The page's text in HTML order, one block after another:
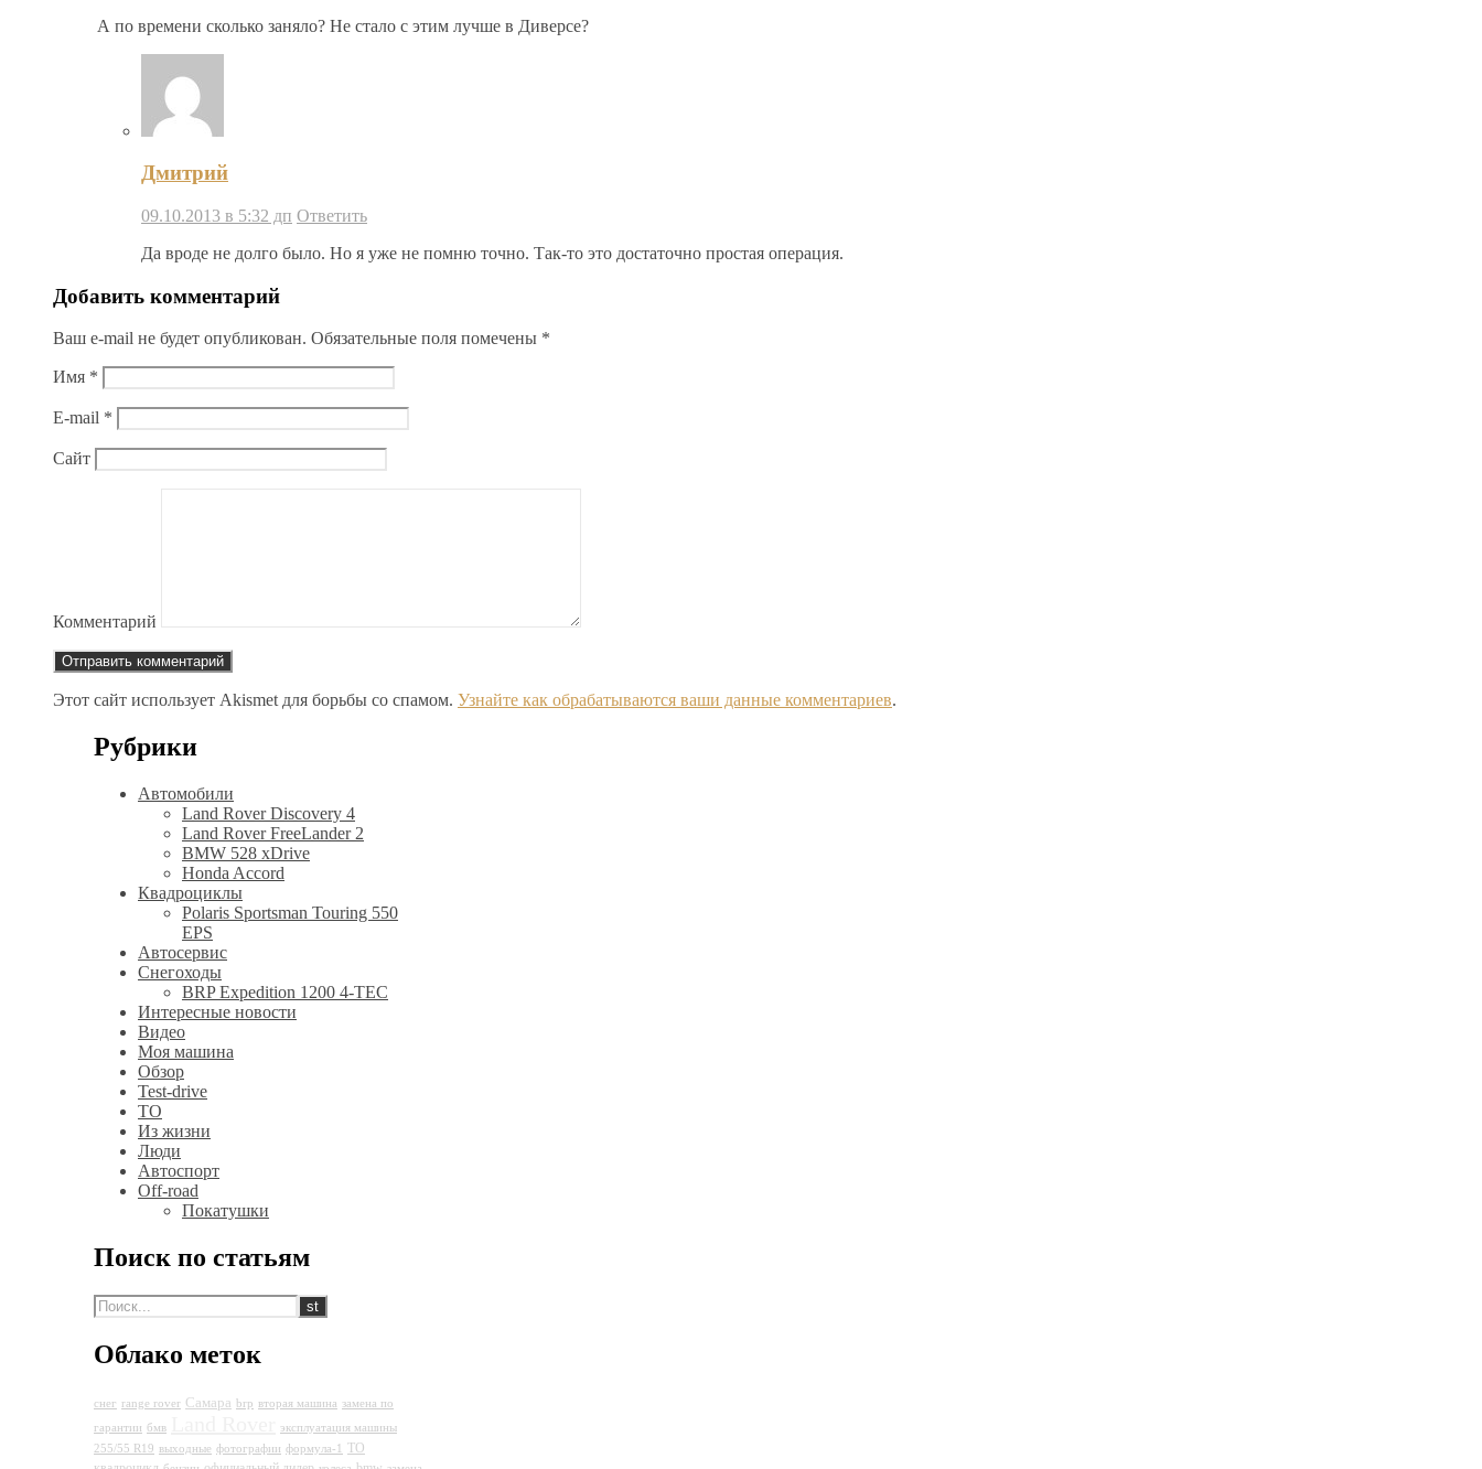
А по времени сколько заняло? Не стало с этим лучше в Диверсе?
Дмитрий
09.10.2013 в 5:32 дп Ответить
Да вроде не долго было. Но я уже не помню точно. Так-то это достаточно простая операция.
Добавить комментарий
Ваш e-mail не будет опубликован. Обязательные поля помечены *
Имя *
E-mail *
Сайт
Комментарий
Этот сайт использует Akismet для борьбы со спамом. Узнайте как обрабатываются ваши данные комментариев.
Рубрики
Автомобили
Land Rover Discovery 4
Land Rover FreeLander 2
BMW 528 xDrive
Honda Accord
Квадроциклы
Polaris Sportsman Touring 550
EPS
Автосервис
Снегоходы
BRP Expedition 1200 4-TEC
Интересные новости
Видео
Моя машина
Обзор
Test-drive
ТО
Из жизни
Люди
Автоспорт
Off-road
Покатушки
Поиск по статьям
Облако меток
снег range rover Самара brp вторая машина замена по
гарантии бмв
эксплуатация машины
255/55 R19 выходные фотографии формула-1
ТО